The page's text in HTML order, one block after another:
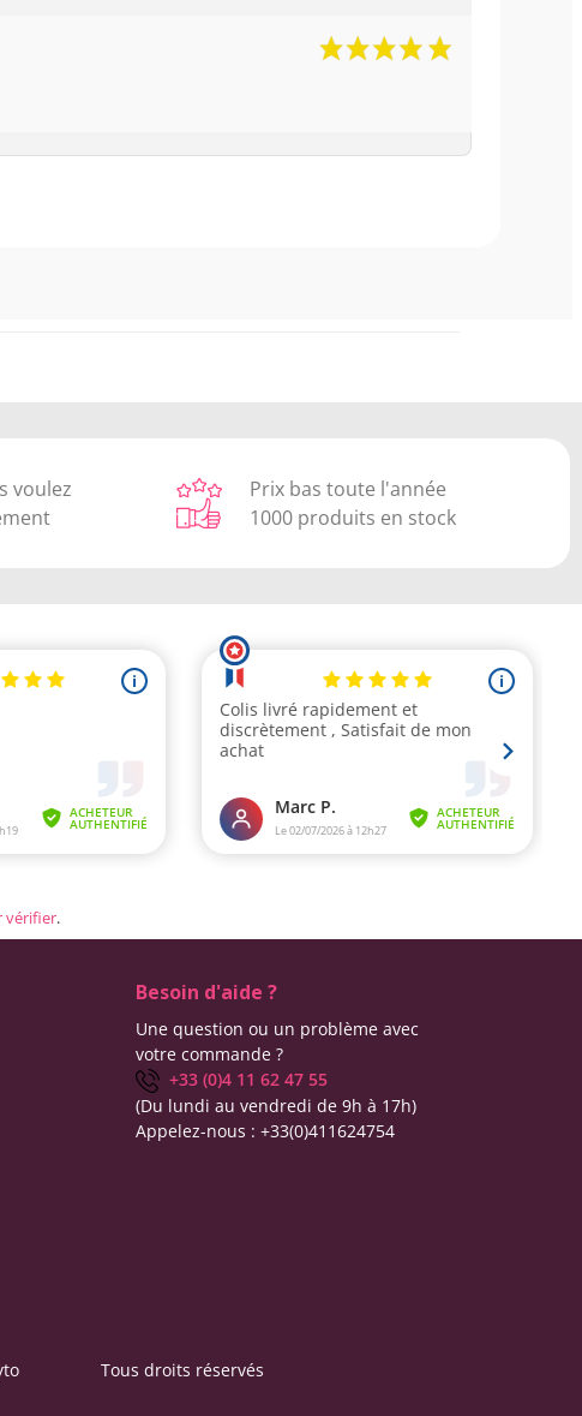
voulez
Prix bas toute l'année
1000 produits en stock
vérifier.
Besoin d'aide ?
Une question ou un problème avec
votre commande ?
+33 (0)4 11 62 47 55
(Du lundi au vendredi de 9h à 17h)
Appelez-nous : +33(0)411624754
Tous droits réservés